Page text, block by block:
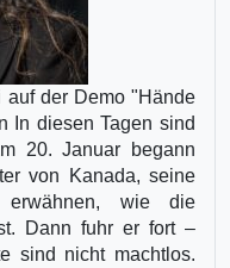
auf der Demo "Hände
In diesen Tagen sind
20. Januar begann
von Kanada, seine
wie die
Dann fuhr er fort –
sind nicht machtlos.